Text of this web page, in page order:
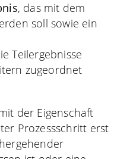
, das mit dem
soll sowie ein
Teilergebnisse
zugeordnet
der Eigenschaft
Prozessschritt erst